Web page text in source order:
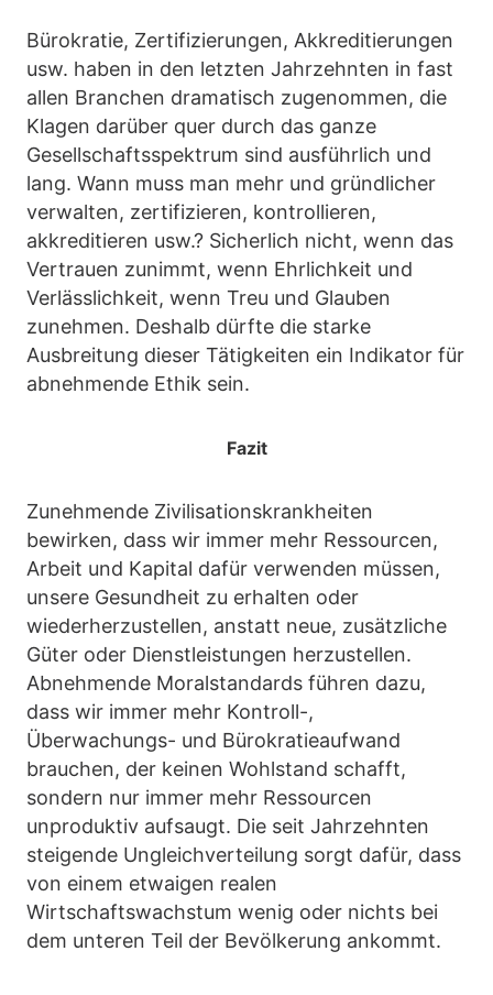
Bürokratie, Zertifizierungen, Akkreditierungen
usw. haben in den letzten Jahrzehnten in fast
allen Branchen dramatisch zugenommen, die
Klagen darüber quer durch das ganze
Gesellschaftsspektrum sind ausführlich und
lang. Wann muss man mehr und gründlicher
verwalten, zertifizieren, kontrollieren,
akkreditieren usw.? Sicherlich nicht, wenn das
Vertrauen zunimmt, wenn Ehrlichkeit und
Verlässlichkeit, wenn Treu und Glauben
zunehmen. Deshalb dürfte die starke
Ausbreitung dieser Tätigkeiten ein Indikator für
abnehmende Ethik sein.
Fazit
Zunehmende Zivilisationskrankheiten
bewirken, dass wir immer mehr Ressourcen,
Arbeit und Kapital dafür verwenden müssen,
unsere Gesundheit zu erhalten oder
wiederherzustellen, anstatt neue, zusätzliche
Güter oder Dienstleistungen herzustellen.
Abnehmende Moralstandards führen dazu,
dass wir immer mehr Kontroll-,
Überwachungs- und Bürokratieaufwand
brauchen, der keinen Wohlstand schafft,
sondern nur immer mehr Ressourcen
unproduktiv aufsaugt. Die seit Jahrzehnten
steigende Ungleichverteilung sorgt dafür, dass
von einem etwaigen realen
Wirtschaftswachstum wenig oder nichts bei
dem unteren Teil der Bevölkerung ankommt.